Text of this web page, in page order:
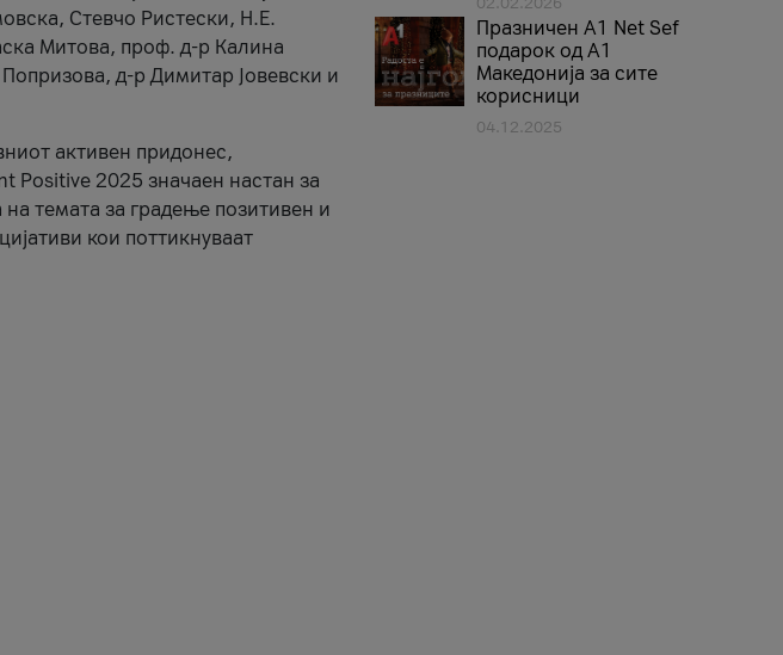
Стевчо Ристески, Н.Е.
Митова, проф. д-р Калина
д-р Димитар Јовевски и
активен придонес,
Positive 2025 значаен настан за
темата за градење позитивен и
кои поттикнуваат
Празничен A1 Net Sеf
подарок од А1
Македонија за сите
корисници
04.12.2025